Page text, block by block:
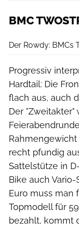
BMC
Der Rowdy: BMCs
Progressiv
Hardtail: Die
flach aus, auch
Der
Rahmengewicht
recht pfundig
Sattelstütze in
Bike auch
Euro muss man
Topmodell für
bezahlt, kommt